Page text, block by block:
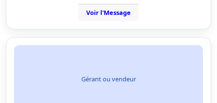
Voir l'Message
Gérant ou vendeur